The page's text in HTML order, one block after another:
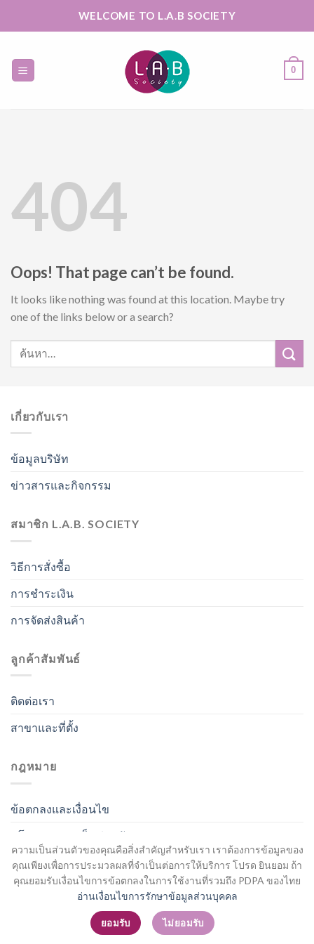
ความเป็นส่วนตัวของคุณคือสิ่งสำคัญสำหรับเรา เราต้องการข้อมูลของ
คุณเพียงเพื่อการประมวลผลที่จำเป็นต่อการให้บริการ โปรด ยินยอม ถ้า
คุณยอมรับเงื่อนไขการข้อตกลงในการใช้งานที่รวมถึง PDPA ของไทย
อ่านเงื่อนไขการรักษาข้อมูลส่วนบุคคล
ยอมรับ ไม่ยอมรับ
WELCOME TO L.A.B SOCIETY
0
404
Oops! That page can’t be found.
It looks like nothing was found at this location. Maybe try
one of the links below or a search?
เกี่ยวกับเรา
ข้อมูลบริษัท
ข่าวสารและกิจกรรม
สมาชิก L.A.B. SOCIETY
วิธีการสั่งซื้อ
การชำระเงิน
การจัดส่งสินค้า
ลูกค้าสัมพันธ์
ติดต่อเรา
สาขาและที่ตั้ง
กฎหมาย
ข้อตกลงและเงื่อนไข
นโยบายความเป็นส่วนตัว
สมัครสมาชิก / เข้าสู่ระบบ
Copyright 2026 ©Flatsome Theme